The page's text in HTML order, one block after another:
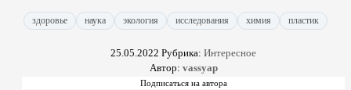
здоровье наука экология исследования химия пластик
25.05.2022 Рубрика: Интересное
Автор: vassyap